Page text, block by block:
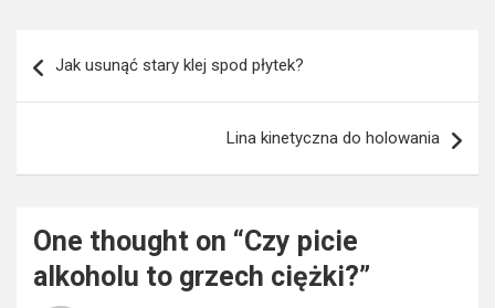
wpisu
Jak usunąć stary klej spod płytek?
Lina kinetyczna do holowania
One thought on “Czy picie
alkoholu to grzech ciężki?”